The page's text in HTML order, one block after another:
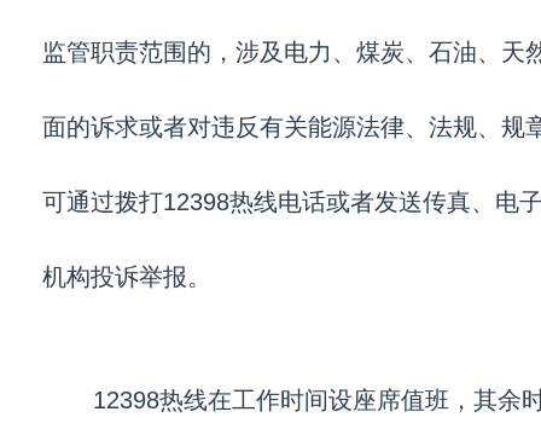
监管职责范围的，涉及电力、煤炭、石油、天
面的诉求或者对违反有关能源法律、法规、规
可通过拨打12398热线电话或者发送传真、电
机构投诉举报。
12398热线在工作时间设座席值班，其余